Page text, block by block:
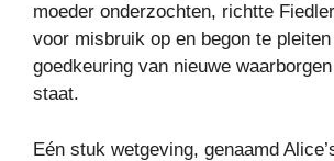
moeder onderzochten, richtte
voor misbruik op en begon te
goedkeuring van nieuwe
staat.
Eén stuk wetgeving, genaamd